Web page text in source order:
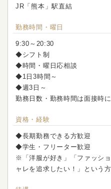
JR「熊本」駅直結
勤務時間・曜日
9:30～20:30
◆シフト制
◆時間・曜日応相談
◆1日3時間～
◆週3日～
勤務日数・勤務時間は面接時
資格・経験
◆長期勤務できる方歓迎
◆学生・フリーター歓迎
※「洋服が好き」「ファッシ
ャレを追求したい！」という